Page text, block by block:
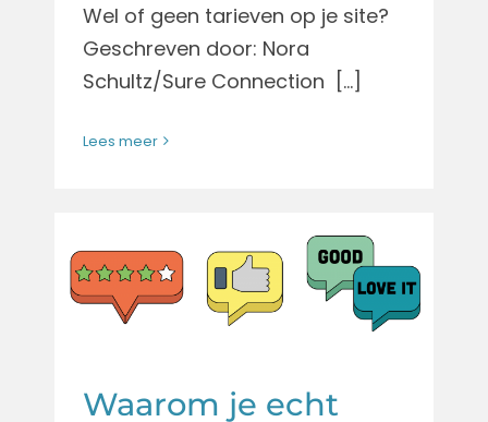
Wel of geen tarieven op je site?
Geschreven door: Nora
Schultz/Sure Connection [...]
Lees meer
reviews op je site
moet zetten
Waarom je echt